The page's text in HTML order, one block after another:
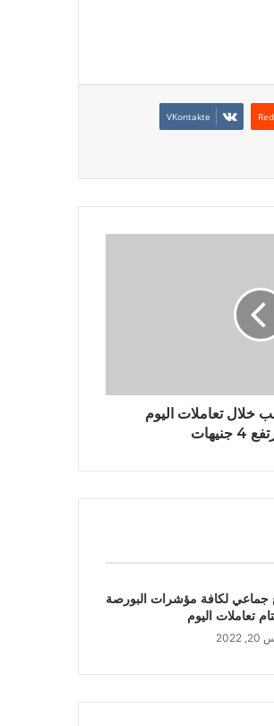
خلال تعاملات اليوم
جماعي لكافة مؤشرات البورصة
تعاملات اليوم